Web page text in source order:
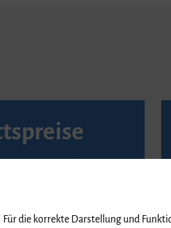
Eintrittspreise betragen
für Schülerinnen und
gegen Vorlage
Nachweises, 6 € für
Für die korrekte Darstellung und